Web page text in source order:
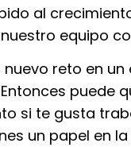
al
equipo
nuevo reto en
puede
si te gusta
un papel en